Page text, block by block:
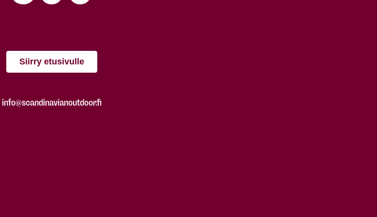
Siirry etusivulle
info@scandinavianoutdoor.fi